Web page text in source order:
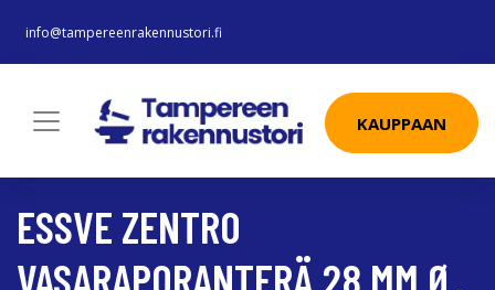
info@tampereenrakennustori.fi
KAUPPAAN
ESSVE ZENTRO
VASARAPORANTERÄ 28 MM Ø,